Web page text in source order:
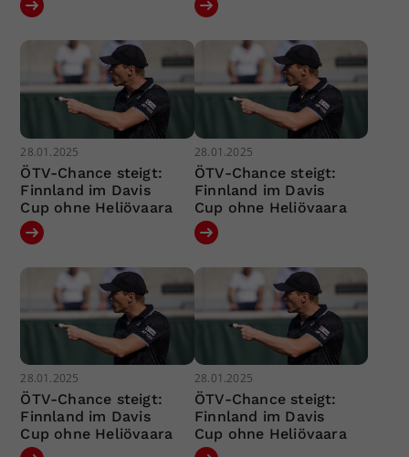
28.01.2025
ÖTV-Chance steigt:
Finnland im Davis
Cup ohne Heliövaara
28.01.2025
ÖTV-Chance steigt:
Finnland im Davis
Cup ohne Heliövaara
28.01.2025
ÖTV-Chance steigt:
Finnland im Davis
Cup ohne Heliövaara
28.01.2025
ÖTV-Chance steigt:
Finnland im Davis
Cup ohne Heliövaara